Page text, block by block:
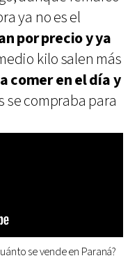
ya no es el
por precio y ya
kilo salen más
comer en el día y
se compraba para
se vende en Paraná?